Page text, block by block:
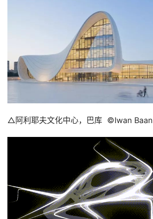
△阿利耶夫文化中心，巴库  ©Iwan Baan